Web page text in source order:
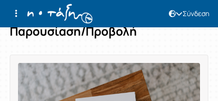
Σύνδεση
Παρουσίαση/Προβολή